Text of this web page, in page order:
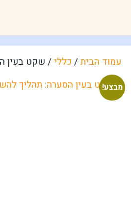
עמוד הבית / כללי / שקט בעין
מבצע!